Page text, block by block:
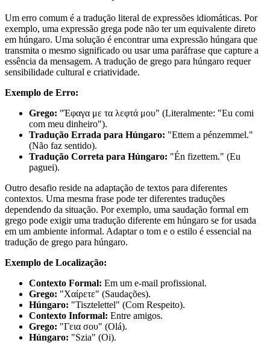
Um erro comum é a tradução literal de expressões idiomáticas. Por
exemplo, uma expressão grega pode não ter um equivalente direto
em húngaro. Uma solução é encontrar uma expressão húngara que
transmita o mesmo significado ou usar uma paráfrase que capture a
essência da mensagem. A tradução de grego para húngaro requer
sensibilidade cultural e criatividade.
Exemplo de Erro:
Grego: "Έφαγα με τα λεφτά μου" (Literalmente: "Eu comi
com meu dinheiro").
Tradução Errada para Húngaro: "Ettem a pénzemmel."
(Não faz sentido).
Tradução Correta para Húngaro: "Én fizettem." (Eu
paguei).
Outro desafio reside na adaptação de textos para diferentes
contextos. Uma mesma frase pode ter diferentes traduções
dependendo da situação. Por exemplo, uma saudação formal em
grego pode exigir uma tradução diferente em húngaro se for usada
em um ambiente informal. Adaptar o tom e o estilo é essencial na
tradução de grego para húngaro.
Exemplo de Localização:
Contexto Formal: Em um e-mail profissional.
Grego: "Χαίρετε" (Saudações).
Húngaro: "Tisztelettel" (Com Respeito).
Contexto Informal: Entre amigos.
Grego: "Γεια σου" (Olá).
Húngaro: "Szia" (Oi).